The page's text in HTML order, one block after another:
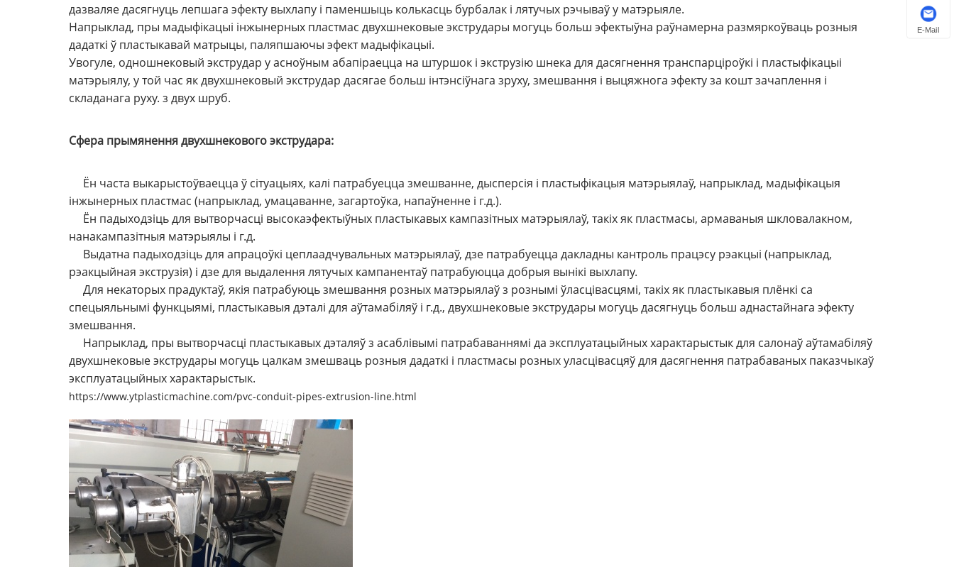
дазваляе дасягнуць лепшага эфекту выхлапу і паменшыць колькасць бурбалак і лятучых рэчываў у матэрыяле.
Напрыклад, пры мадыфікацыі інжынерных пластмас двухшнековые экструдары могуць больш эфектыўна раўнамерна размяркоўваць розныя
дадаткі ў пластыкавай матрыцы, паляпшаючы эфект мадыфікацыі.
Увогуле, одношнековый экструдар у асноўным абапіраецца на штуршок і экструзію шнека для дасягнення транспарціроўкі і пластыфікацыі
матэрыялу, у той час як двухшнековый экструдар дасягае больш інтэнсіўнага зруху, змешвання і выцяжнога эфекту за кошт зачаплення і
складанага руху. з двух шруб.
Сфера прымянення двухшнекового экструдара:
Ён часта выкарыстоўваецца ў сітуацыях, калі патрабуецца змешванне, дысперсія і пластыфікацыя матэрыялаў, напрыклад, мадыфікацыя
інжынерных пластмас (напрыклад, умацаванне, загартоўка, напаўненне і г.д.).
Ён падыходзіць для вытворчасці высокаэфектыўных пластыкавых кампазітных матэрыялаў, такіх як пластмасы, армаваныя шкловалакном,
нанакампазітныя матэрыялы і г.д.
Выдатна падыходзіць для апрацоўкі цеплаадчувальных матэрыялаў, дзе патрабуецца дакладны кантроль працэсу рэакцыі (напрыклад,
рэакцыйная экструзія) і дзе для выдалення лятучых кампанентаў патрабуюцца добрыя вынікі выхлапу.
Для некаторых прадуктаў, якія патрабуюць змешвання розных матэрыялаў з рознымі ўласцівасцямі, такіх як пластыкавыя плёнкі са
спецыяльнымі функцыямі, пластыкавыя дэталі для аўтамабіляў і г.д., двухшнековые экструдары могуць дасягнуць больш аднастайнага эфекту
змешвання.
Напрыклад, пры вытворчасці пластыкавых дэталяў з асаблівымі патрабаваннямі да эксплуатацыйных характарыстык для салонаў аўтамабіляў
двухшнековые экструдары могуць цалкам змешваць розныя дадаткі і пластмасы розных уласцівасцяў для дасягнення патрабаваных паказчыкаў
эксплуатацыйных характарыстык.
https://www.ytplasticmachine.com/pvc-conduit-pipes-extrusion-line.html
E-Mail